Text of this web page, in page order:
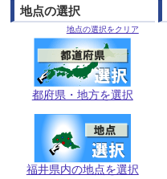
地点の選択
地点の選択をクリア
都府県・地方を選択
福井県内の地点を選択